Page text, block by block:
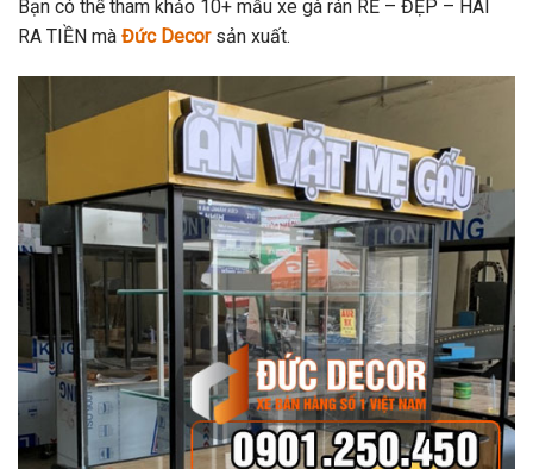
Bạn có thể tham khảo 10+ mẫu xe gà rán RẺ – ĐẸP – HÁI
RA TIỀN mà Đức Decorsản xuất.